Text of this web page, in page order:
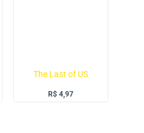
The Last of US
R$ 4,97